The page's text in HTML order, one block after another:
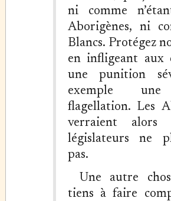
ni comme
Aborigènes, ni
Blancs. Protégez
en infligeant aux
une punition
exemple
flagellation. Les
verraient alors
législateurs ne
pas.
Une autre
tiens à faire